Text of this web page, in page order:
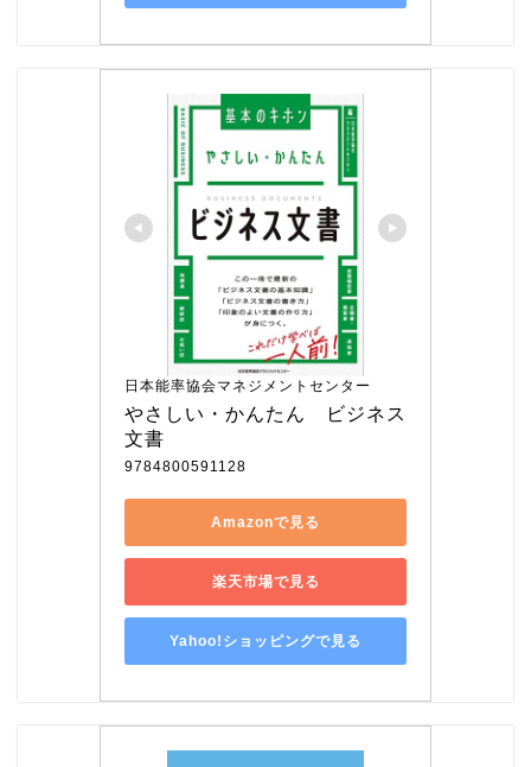
日本能率協会マネジメントセンター
やさしい・かんたん　ビジネス
文書
9784800591128
Amazonで見る
楽天市場で見る
Yahoo!ショッピングで見る